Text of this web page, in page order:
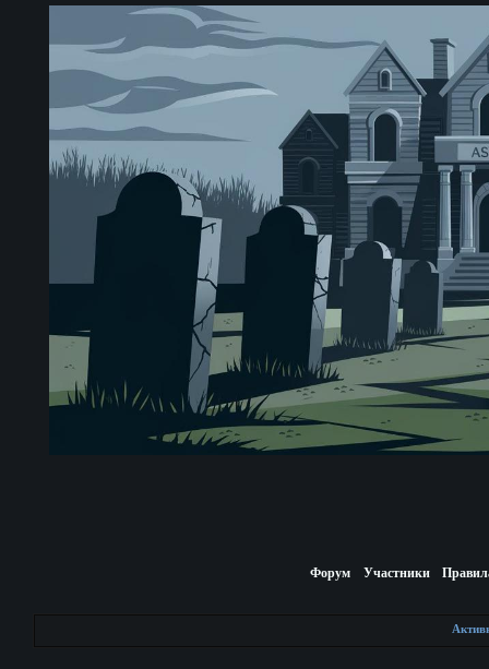
Форум Участники